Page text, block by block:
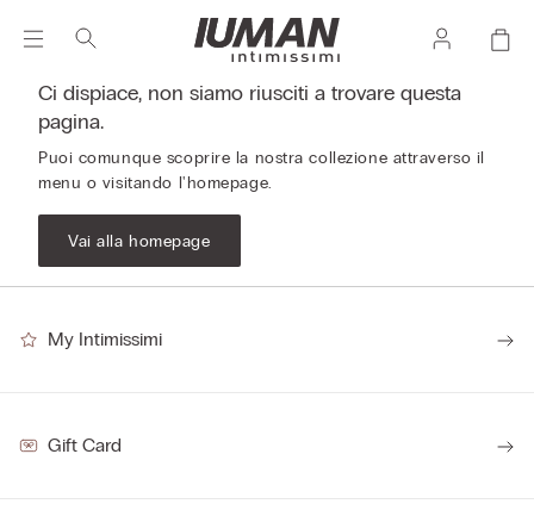
Ci dispiace, non siamo riusciti a trovare questa
pagina.
Puoi comunque scoprire la nostra collezione attraverso il
menu o visitando l'homepage.
Vai alla homepage
My Intimissimi
Gift Card